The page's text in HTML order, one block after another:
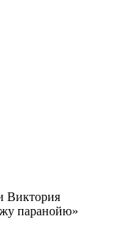
Виктория
паранойю»